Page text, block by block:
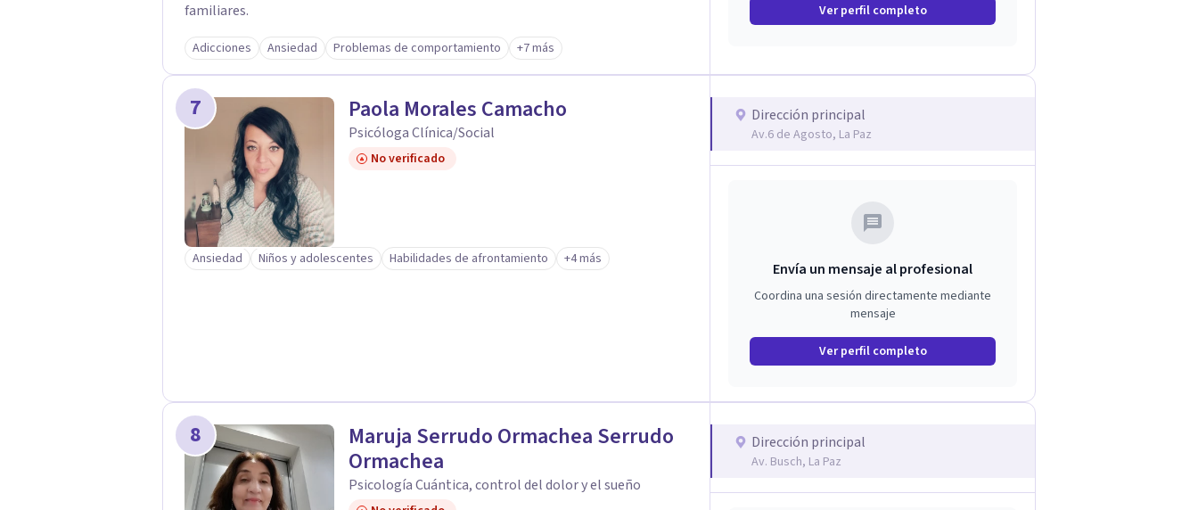
familiares.
Adicciones Ansiedad Problemas de comportamiento +7 más
Ver perfil completo
7 Paola Morales Camacho
Psicóloga Clínica/Social
No verificado
Ansiedad Niños y adolescentes Habilidades de afrontamiento +4 más
Dirección principal
Av.6 de Agosto, La Paz
Envía un mensaje al profesional
Coordina una sesión directamente mediante
mensaje
Ver perfil completo
8
Maruja Serrudo Ormachea Serrudo
Ormachea
Psicología Cuántica, control del dolor y el sueño
Dirección principal
Av. Busch, La Paz